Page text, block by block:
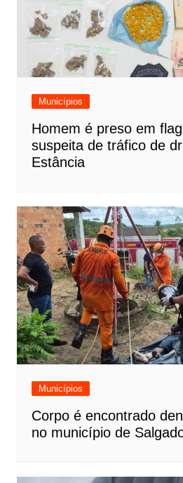
Municípios
Homem é preso em
suspeita de tráfico de
Estância
Municípios
Corpo é encontrado
no município de